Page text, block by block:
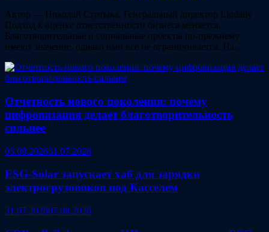
Автор — Николай Стотыка, Генеральный директор Lindaily
Подход к оценке ответственности бизнеса меняется.
Благотворительные и социальные проекты по-прежнему
имеют значение, однако ими все не ограничивается. На…
Отчетность нового поколения: почему
цифровизация делает благотворительность
сильнее
03.08.202631.07.2026
ESG‑Solar запускает хаб для зарядки
электрогрузовиков под Касселем
31.07.202607.08.2026